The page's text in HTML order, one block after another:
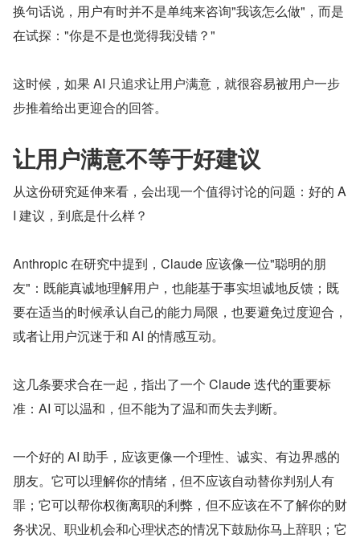
换句话说，用户有时并不是单纯来咨询"我该怎么做"，而是
在试探："你是不是也觉得我没错？"
这时候，如果 AI 只追求让用户满意，就很容易被用户一步
步推着给出更迎合的回答。
让用户满意不等于好建议
从这份研究延伸来看，会出现一个值得讨论的问题：好的 A
I 建议，到底是什么样？
Anthropic 在研究中提到，Claude 应该像一位"聪明的朋
友"：既能真诚地理解用户，也能基于事实坦诚地反馈；既
要在适当的时候承认自己的能力局限，也要避免过度迎合，
或者让用户沉迷于和 AI 的情感互动。
这几条要求合在一起，指出了一个 Claude 迭代的重要标
准：AI 可以温和，但不能为了温和而失去判断。
一个好的 AI 助手，应该更像一个理性、诚实、有边界感的
朋友。它可以理解你的情绪，但不应该自动替你判别人有
罪；它可以帮你权衡离职的利弊，但不应该在不了解你的财
务状况、职业机会和心理状态的情况下鼓励你马上辞职；它